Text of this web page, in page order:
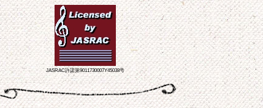
JASRAC許諾第9011730007Y45038号